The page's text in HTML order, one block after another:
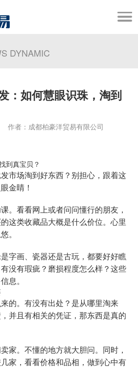
DYNAMIC
：如何慧眼识珠，淘到
者：成都柏豪洋贸易有限公司
到真宝贝？
市场淘到好东西？别担心，跟着这
金睛！
。看看网上或者问问懂行的朋友，
这类收藏品大概是什么价位。心里
。
字画、瓷器还是古玩，都要好好瞧
没有瑕疵？磨损程度怎么样？这些
息。
的。有没有出处？是从哪里淘来
并且有相关的凭证，那东西是真的
家。不懂的地方就大胆问。同时，
家，看看价格和品相，做到心中有